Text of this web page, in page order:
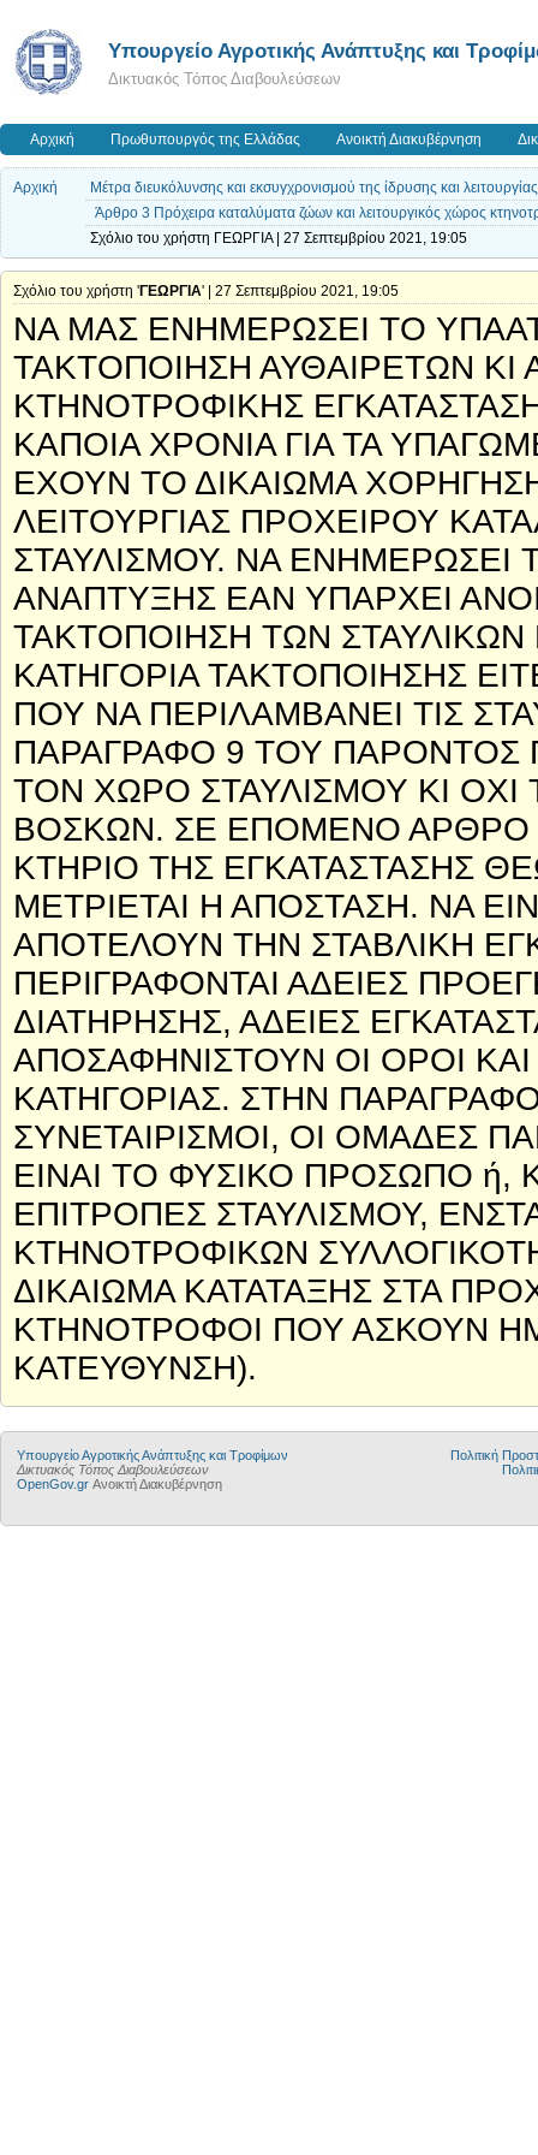
Υπουργείο Αγροτικής Ανάπτυξης και
Δικτυακός Τόπος Διαβουλεύσεων
Αρχική Πρωθυπουργός της Ελλάδας Ανοικτή Διακυβέρνηση
Αρχική
Μέτρα διευκόλυνσης και εκσυγχρονισμού της ίδρυσης και
Άρθρο 3 Πρόχειρα καταλύματα ζώων και λειτουργικός χώρος
Σχόλιο του χρήστη ΓΕΩΡΓΙΑ | 27 Σεπτεμβρίου 2021, 19:05
Σχόλιο του χρήστη 'ΓΕΩΡΓΙΑ' | 27 Σεπτεμβρίου 2021, 19:05
ΝΑ ΜΑΣ ΕΝΗΜΕΡΩΣΕΙ ΤΟ
ΤΑΚΤΟΠΟΙΗΣΗ ΑΥΘΑΙΡΕΤΩΝ
ΚΤΗΝΟΤΡΟΦΙΚΗΣ
ΚΑΠΟΙΑ ΧΡΟΝΙΑ ΓΙΑ ΤΑ
ΕΧΟΥΝ ΤΟ ΔΙΚΑΙΩΜΑ
ΛΕΙΤΟΥΡΓΙΑΣ ΠΡΟΧΕΙΡΟΥ
ΣΤΑΥΛΙΣΜΟΥ. ΝΑ ΕΝΗΜΕΡΩΣΕΙ
ΑΝΑΠΤΥΞΗΣ ΕΑΝ ΥΠΑΡΧΕΙ
ΤΑΚΤΟΠΟΙΗΣΗ ΤΩΝ
ΚΑΤΗΓΟΡΙΑ ΤΑΚΤΟΠΟΙΗΣΗΣ
ΠΟΥ ΝΑ ΠΕΡΙΛΑΜΒΑΝΕΙ ΤΙΣ
ΠΑΡΑΓΡΑΦΟ 9 ΤΟΥ ΠΑΡΟΝΤΟΣ
ΤΟΝ ΧΩΡΟ ΣΤΑΥΛΙΣΜΟΥ ΚΙ ΟΧΙ
ΒΟΣΚΩΝ. ΣΕ ΕΠΟΜΕΝΟ ΑΡΘΡΟ
ΚΤΗΡΙΟ ΤΗΣ ΕΓΚΑΤΑΣΤΑΣΗΣ
ΜΕΤΡΙΕΤΑΙ Η ΑΠΟΣΤΑΣΗ. ΝΑ
ΑΠΟΤΕΛΟΥΝ ΤΗΝ ΣΤΑΒΛΙΚΗ
ΠΕΡΙΓΡΑΦΟΝΤΑΙ ΑΔΕΙΕΣ
ΔΙΑΤΗΡΗΣΗΣ, ΑΔΕΙΕΣ
ΑΠΟΣΑΦΗΝΙΣΤΟΥΝ ΟΙ ΟΡΟΙ
ΚΑΤΗΓΟΡΙΑΣ. ΣΤΗΝ
ΣΥΝΕΤΑΙΡΙΣΜΟΙ, ΟΙ ΟΜΑΔΕΣ
ΕΙΝΑΙ ΤΟ ΦΥΣΙΚΟ ΠΡΟΣΩΠΟ ή,
ΕΠΙΤΡΟΠΕΣ ΣΤΑΥΛΙΣΜΟΥ,
ΚΤΗΝΟΤΡΟΦΙΚΩΝ
ΔΙΚΑΙΩΜΑ ΚΑΤΑΤΑΞΗΣ ΣΤΑ
ΚΤΗΝΟΤΡΟΦΟΙ ΠΟΥ ΑΣΚΟΥΝ
ΚΑΤΕΥΘΥΝΣΗ).
Υπουργείο Αγροτικής Ανάπτυξης και Τροφίμων
Δικτυακός Τόπος Διαβουλεύσεων
OpenGov.gr Ανοικτή Διακυβέρνηση
Πολιτική